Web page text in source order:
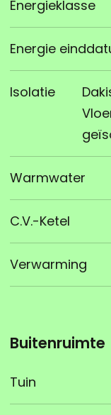
Energieklasse
Energie
Isolatie
Warmwater
C.V.-Ketel
Verwarming
Buitenruimte
Tuin